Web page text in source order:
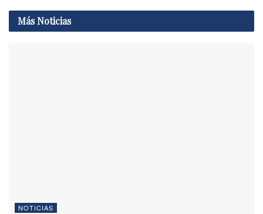
MásNoticias
NOTICIAS